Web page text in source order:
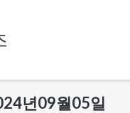
년09월05일